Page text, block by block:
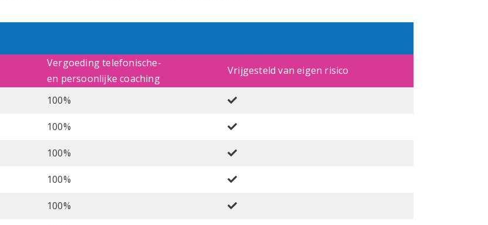
Vergoeding telefonische-
en persoonlijke coaching
Vrijgesteld van eigen risico
100%
100%
100%
100%
100%